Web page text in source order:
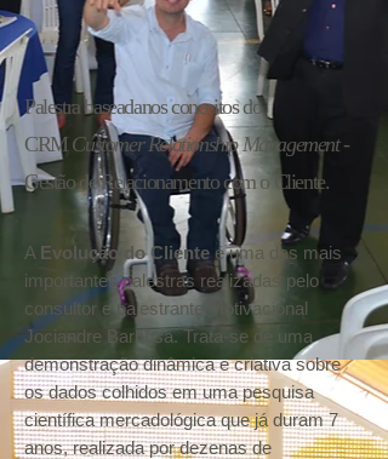
Palestra baseadanos conceitos do
CRMCustomer Relationship Management-
Gestão de Relacionamento com o Cliente.
A Evolução do Cliente é uma das mais
importantes palestras realizadas pelo
consultor e palestrante Motivacional
Jociandre Barbosa. Trata-se de uma
demonstração dinâmica e criativa sobre
os dados colhidos em uma pesquisa
científica mercadológica que já duram 7
anos, realizada por dezenas de